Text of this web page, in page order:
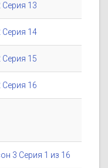
Серия 13
Серия 14
Серия 15
Серия 16
3 Серия 1 из 16